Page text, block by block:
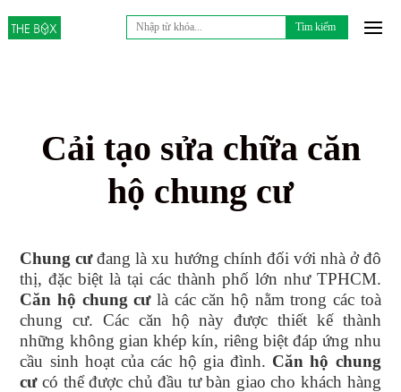
Tìm
kiếm
Cải tạo sửa chữa căn
hộ chung cư
Chung cưđang là xu hướng chính đối với nhà ở đô
thị, đặc biệt là tại các thành phố lớn như TPHCM.
Căn hộ chung cưlà các căn hộ nằm trong các toà
chung cư. Các căn hộ này được thiết kế thành
những không gian khép kín, riêng biệt đáp ứng nhu
cầu sinh hoạt của các hộ gia đình. Căn hộ chung
cưcó thể được chủ đầu tư bàn giao cho khách hàng